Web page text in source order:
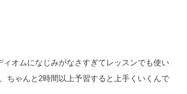
オムになじみがなさすぎてレッスンでも使い
ちゃんと2時間以上予習すると上手くいくんで